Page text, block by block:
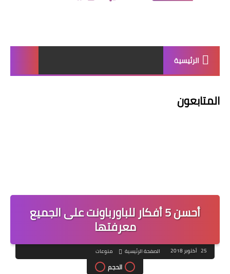
الرئيسية
المتابعون
أحسن 5 أفكار للباورباونت على الجميع
معرفتها
25 أكتوبر 2018 الصفحة الرئيسية منوعات
الحجم